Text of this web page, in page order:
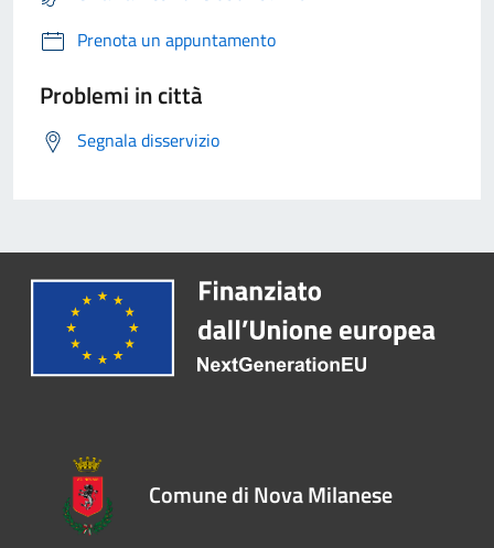
Prenota un appuntamento
Problemi in città
Segnala disservizio
Comune di Nova Milanese